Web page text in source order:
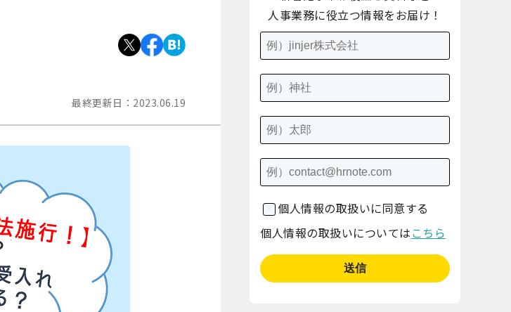
最終更新日： 2023.06.19
人事業務に役立つ情報をお届け！
個人情報の取扱いに同意する
個人情報の取扱いについては こちら